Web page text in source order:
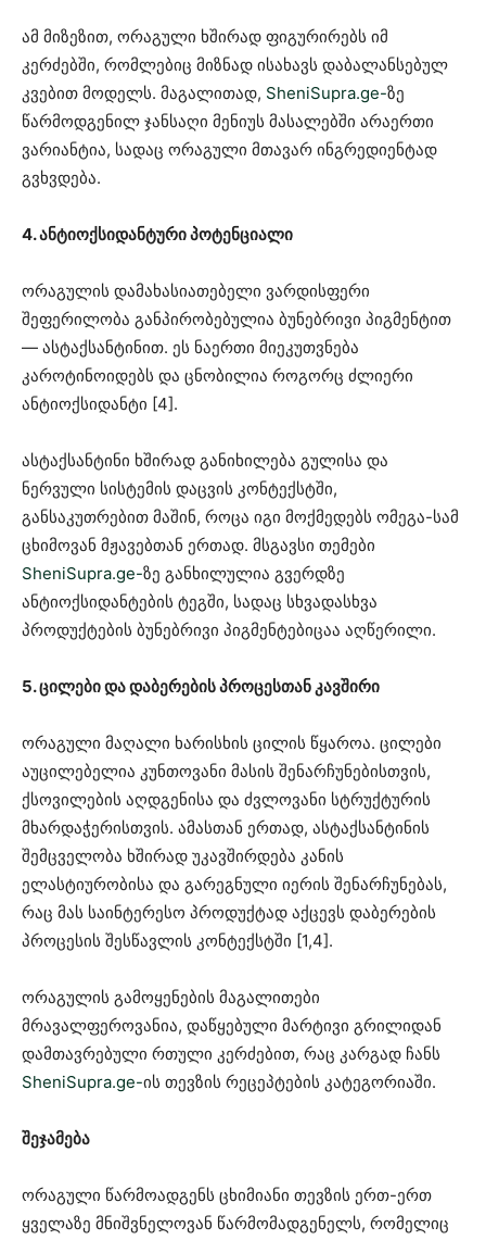
ამ მიზეზით, ორაგული ხშირად ფიგურირებს იმ
კერძებში, რომლებიც მიზნად ისახავს დაბალანსებულ
კვებით მოდელს. მაგალითად, SheniSupra.ge-ზე
წარმოდგენილ ჯანსაღი მენიუს მასალებში არაერთი
ვარიანტია, სადაც ორაგული მთავარ ინგრედიენტად
გვხვდება.
4. ანტიოქსიდანტური პოტენციალი
ორაგულის დამახასიათებელი ვარდისფერი
შეფერილობა განპირობებულია ბუნებრივი პიგმენტით
— ასტაქსანტინით. ეს ნაერთი მიეკუთვნება
კაროტინოიდებს და ცნობილია როგორც ძლიერი
ანტიოქსიდანტი [4].
ასტაქსანტინი ხშირად განიხილება გულისა და
ნერვული სისტემის დაცვის კონტექსტში,
განსაკუთრებით მაშინ, როცა იგი მოქმედებს ომეგა-სამ
ცხიმოვან მჟავებთან ერთად. მსგავსი თემები
SheniSupra.ge-ზე განხილულია გვერდზე
ანტიოქსიდანტების ტეგში, სადაც სხვადასხვა
პროდუქტების ბუნებრივი პიგმენტებიცაა აღწერილი.
5. ცილები და დაბერების პროცესთან კავშირი
ორაგული მაღალი ხარისხის ცილის წყაროა. ცილები
აუცილებელია კუნთოვანი მასის შენარჩუნებისთვის,
ქსოვილების აღდგენისა და ძვლოვანი სტრუქტურის
მხარდაჭერისთვის. ამასთან ერთად, ასტაქსანტინის
შემცველობა ხშირად უკავშირდება კანის
ელასტიურობისა და გარეგნული იერის შენარჩუნებას,
რაც მას საინტერესო პროდუქტად აქცევს დაბერების
პროცესის შესწავლის კონტექსტში [1,4].
ორაგულის გამოყენების მაგალითები
მრავალფეროვანია, დაწყებული მარტივი გრილიდან
დამთავრებული რთული კერძებით, რაც კარგად ჩანს
SheniSupra.ge-ის თევზის რეცეპტების კატეგორიაში.
შეჯამება
ორაგული წარმოადგენს ცხიმიანი თევზის ერთ-ერთ
ყველაზე მნიშვნელოვან წარმომადგენელს, რომელიც